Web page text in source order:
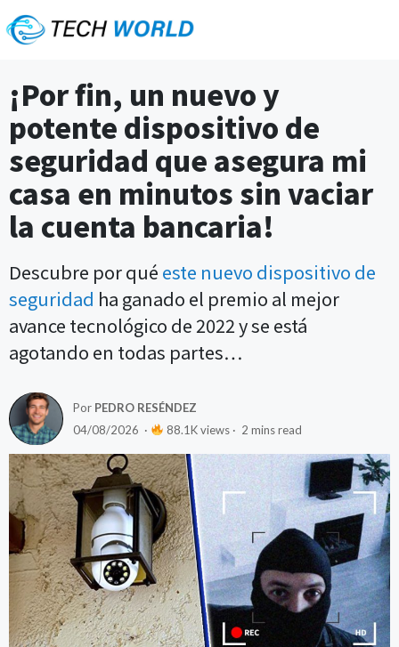
¡Por fin, un nuevo y
potente dispositivo de
seguridad que asegura mi
casa en minutos sin vaciar
la cuenta bancaria!
Descubre por qué este nuevo dispositivo de
seguridad ha ganado el premio al mejor
avance tecnológico de 2022 y se está
agotando en todas partes…
Por PEDRO RESÉNDEZ
04/08/2026 ·
88.1K views · 2 mins read